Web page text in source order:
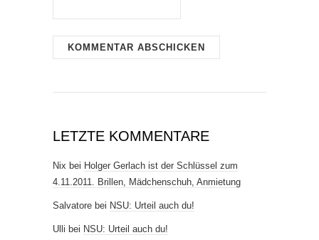
LETZTE KOMMENTARE
Nix bei Holger Gerlach ist der Schlüssel zum
4.11.2011. Brillen, Mädchenschuh, Anmietung
Salvatore bei NSU: Urteil auch du!
Ulli bei NSU: Urteil auch du!